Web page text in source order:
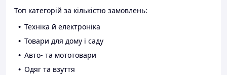
Топ категорій за кількістю замовлень:
Техніка й електроніка
Товари для дому і саду
Авто- та мототовари
Одяг та взуття